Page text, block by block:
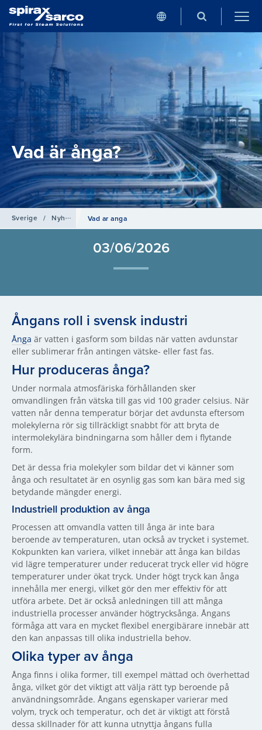
Vad är ånga?
Sverige / Nyheter Vad ar anga
03/06/2026
Ångans roll i svensk industri
Ånga är vatten i gasform som bildas när vatten avdunstar
eller sublimerar från antingen vätske- eller fast fas.
Hur produceras ånga?
Under normala atmosfäriska förhållanden sker
omvandlingen från vätska till gas vid 100 grader celsius. När
vatten når denna temperatur börjar det avdunsta eftersom
molekylerna rör sig tillräckligt snabbt för att bryta de
intermolekylära bindningarna som håller dem i flytande
form.
Det är dessa fria molekyler som bildar det vi känner som
ånga och resultatet är en osynlig gas som kan bära med sig
betydande mängder energi.
Industriell produktion av ånga
Processen att omvandla vatten till ånga är inte bara
beroende av temperaturen, utan också av trycket i systemet.
Kokpunkten kan variera, vilket innebär att ånga kan bildas
vid lägre temperaturer under reducerat tryck eller vid högre
temperaturer under ökat tryck. Under högt tryck kan ånga
innehålla mer energi, vilket gör den mer effektiv för att
utföra arbete. Det är också anledningen till att många
industriella processer använder högtrycksånga. Ångans
förmåga att vara en mycket flexibel energibärare innebär att
den kan anpassas till olika industriella behov.
Olika typer av ånga
Ånga finns i olika former, till exempel mättad och överhettad
ånga, vilket gör det viktigt att välja rätt typ beroende på
användningsområde. Ångans egenskaper varierar med
volym, tryck och temperatur, och det är viktigt att förstå
dessa skillnader för att kunna utnyttja ångans fulla